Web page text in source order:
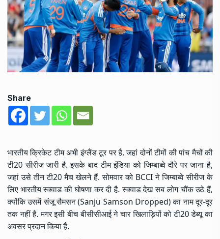
Share
भारतीय क्रिकेट टीम अभी इंग्लैंड टूर पर है, जहां दोनों टीमों की पांच मैचों की
टी20 सीरीज जारी है. इसके बाद टीम इंडिया को जिम्बाब्वे दौरे पर जाना है,
जहां उसे तीन टी20 मैच खेलने हैं. सोमवार को BCCI ने जिम्बाब्वे सीरीज के
लिए भारतीय स्क्वाड की घोषणा कर दी है. स्क्वाड देख सब लोग चौंक उठे हैं,
क्योंकि उसमें संजू सैमसन (Sanju Samson Dropped) का नाम दूर-दूर
तक नहीं है. मगर इसी बीच बीसीसीआई ने चार खिलाड़ियों को टी20 डेब्यू का
अवसर प्रदान किया है.